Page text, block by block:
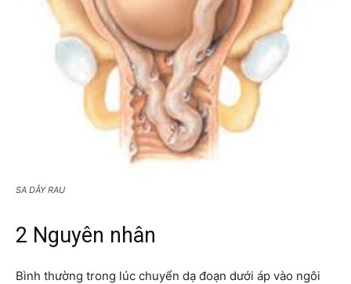
SA DÂY RAU
2 Nguyên nhân
Bình thường trong lúc chuyển dạ đoạn dưới áp vào ngôi